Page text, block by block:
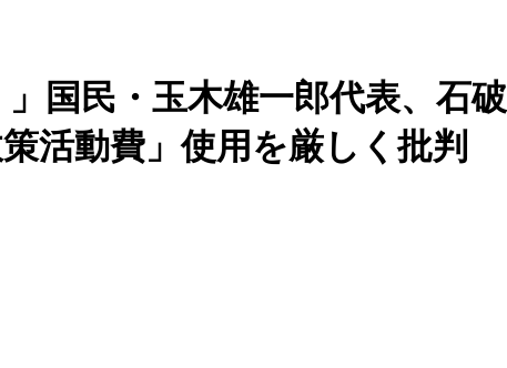
国民・玉木雄一郎代表、石破
活動費」使用を厳しく批判